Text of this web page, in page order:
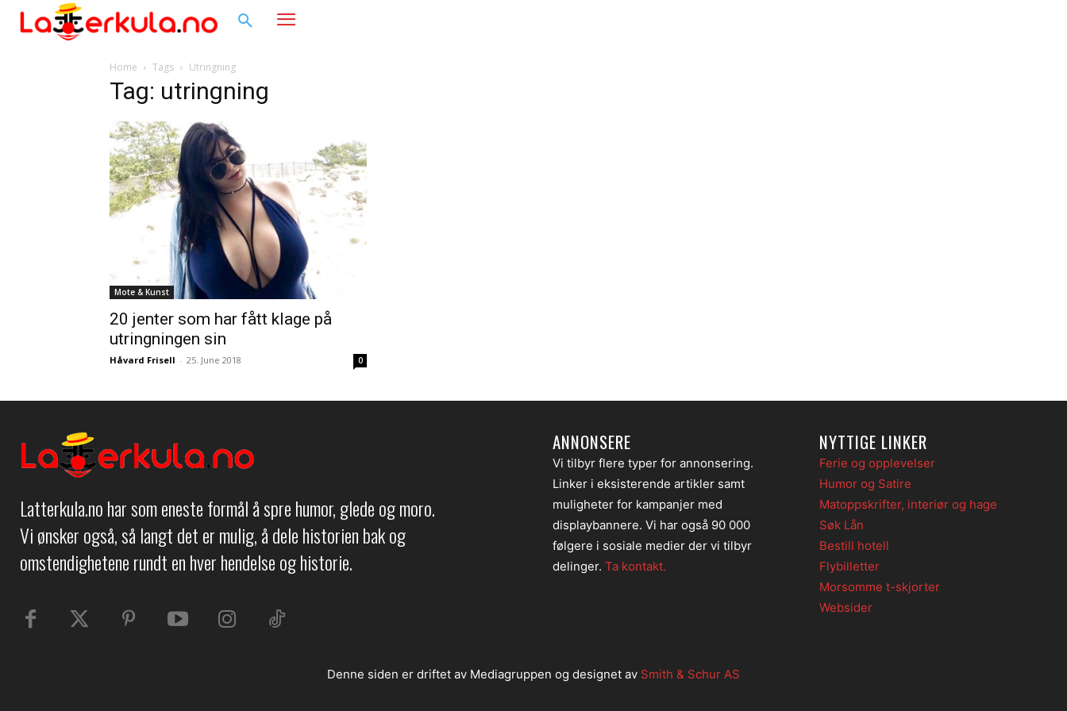
Home Tags Utringning
Tag: utringning
Mote & Kunst
20 jenter som har fått klage på
utringningen sin
Håvard Frisell - 25. June 2018 0
Latterkula.no har som eneste formål å spre humor, glede og moro.
Vi ønsker også, så langt det er mulig, å dele historien bak og
omstendighetene rundt en hver hendelse og historie.
ANNONSERE
Vi tilbyr flere typer for annonsering.
Linker i eksisterende artikler samt
muligheter for kampanjer med
displaybannere. Vi har også 90 000
følgere i sosiale medier der vi tilbyr
delinger. Ta kontakt.
NYTTIGE LINKER
Ferie og opplevelser
Humor og Satire
Matoppskrifter, interiør og hage
Søk Lån
Bestill hotell
Flybilletter
Morsomme t-skjorter
Websider
Denne siden er driftet av Mediagruppen og designet av Smith & Schur AS